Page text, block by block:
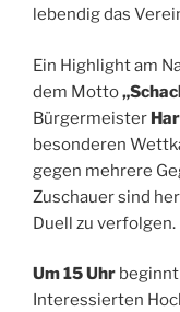
lebendig das
Ein Highlight am
dem Motto
Bürgermeister
besonderen
gegen mehrere
Zuschauer sind
Duell zu verfolgen.
Um 15 Uhr
Interessierten